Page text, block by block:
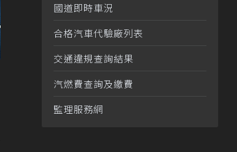
國道即時車況
合格汽車代驗廠列表
交通違規查詢結果
汽燃費查詢及繳費
監理服務網